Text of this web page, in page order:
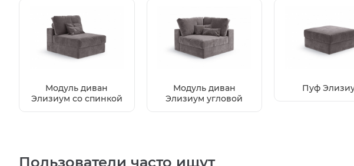
Модуль диван
Элизиум со спинкой
Модуль диван
Элизиум угловой
Пуф
Пользователи часто ищут